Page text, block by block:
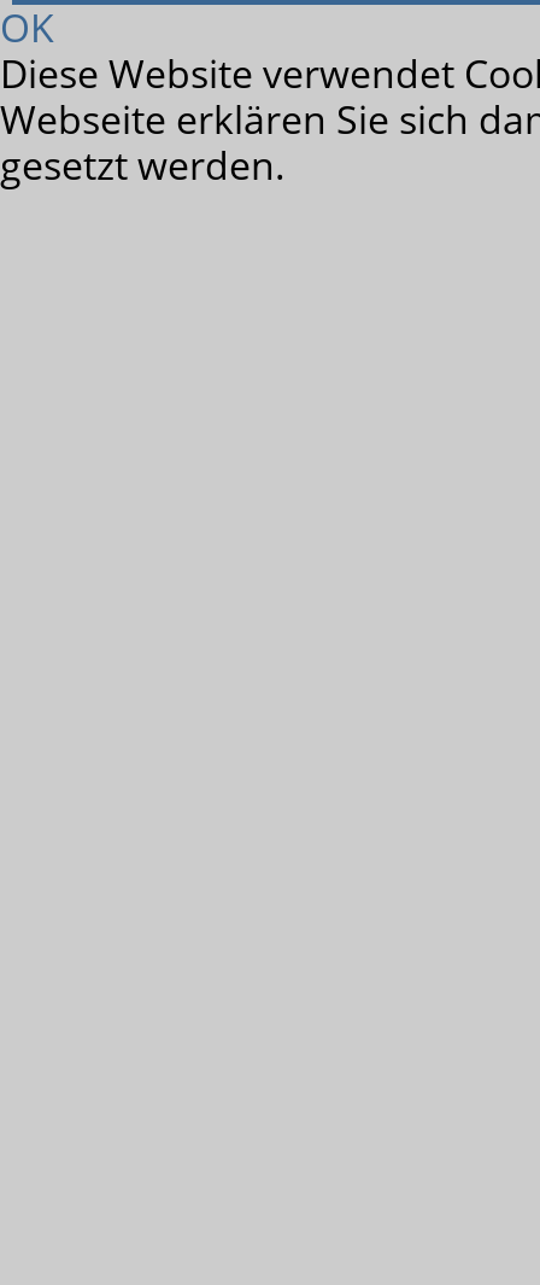
OK
Diese Website verwendet
Webseite erklären Sie sich
gesetzt werden.